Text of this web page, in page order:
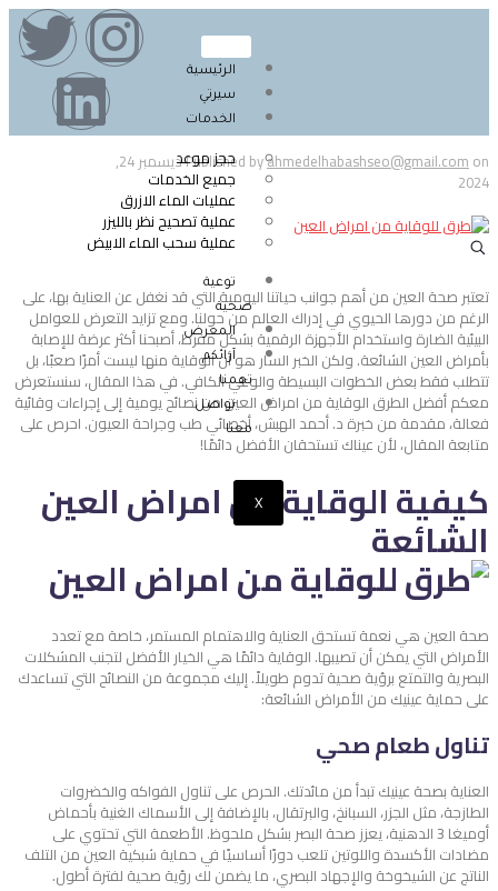
الرئيسية
سيرتي
الخدمات
حجز موعد
جميع الخدمات
عمليات الماء الازرق
عملية تصحيح نظر بالليزر
عملية سحب الماء الابيض
توعية
صحية
المعرض
آرائكم
تهمنا
تواصل
معنا
X
Published byahmedelhabashseo@gmail.comon ديسمبر 24,
2024
تعتبر صحة العين من أهم جوانب حياتنا اليومية التي قد نغفل عن العناية بها، على
الرغم من دورها الحيوي في إدراك العالم من حولنا. ومع تزايد التعرض للعوامل
البيئية الضارة واستخدام الأجهزة الرقمية بشكل مفرط، أصبحنا أكثر عرضة للإصابة
بأمراض العين الشائعة. ولكن الخبر السار هو أن الوقاية منها ليست أمرًا صعبًا، بل
تتطلب فقط بعض الخطوات البسيطة والوعي الكافي. في هذا المقال، سنستعرض
معكم أفضل الطرق الوقاية من امراض العين من نصائح يومية إلى إجراءات وقائية
فعالة، مقدمة من خبرة د. أحمد الهبش، أخصائي طب وجراحة العيون. احرص على
متابعة المقال، لأن عيناك تستحقان الأفضل دائمًا!
كيفية الوقاية من امراض العين
الشائعة
صحة العين هي نعمة تستحق العناية والاهتمام المستمر، خاصة مع تعدد
الأمراض التي يمكن أن تصيبها. الوقاية دائمًا هي الخيار الأفضل لتجنب المشكلات
البصرية والتمتع برؤية صحية تدوم طويلاً. إليك مجموعة من النصائح التي تساعدك
على حماية عينيك من الأمراض الشائعة:
تناول طعام صحي
العناية بصحة عينيك تبدأ من مائدتك. الحرص على تناول الفواكه والخضروات
الطازجة، مثل الجزر، السبانخ، والبرتقال، بالإضافة إلى الأسماك الغنية بأحماض
أوميغا 3 الدهنية، يعزز صحة البصر بشكل ملحوظ. الأطعمة التي تحتوي على
مضادات الأكسدة واللوتين تلعب دورًا أساسيًا في حماية شبكية العين من التلف
الناتج عن الشيخوخة والإجهاد البصري، ما يضمن لك رؤية صحية لفترة أطول.